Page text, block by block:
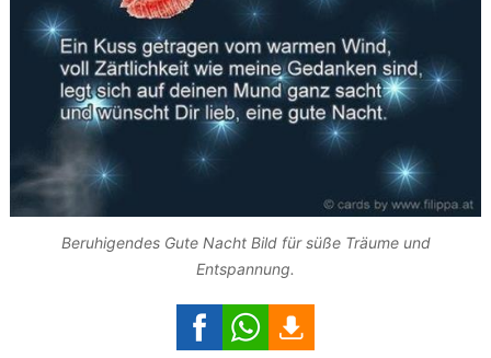
Beruhigendes Gute Nacht Bild für süße Träume und
Entspannung.